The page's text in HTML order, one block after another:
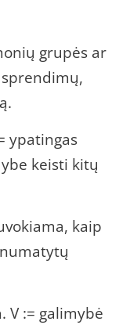
grupės ar
ypatingas
keisti kitų
kaip
:= galimybė